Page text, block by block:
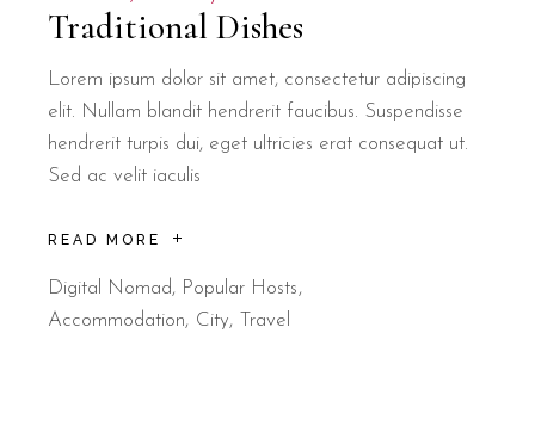
Traditional Dishes
Lorem ipsum dolor sit amet, consectetur adipiscing
elit. Nullam blandit hendrerit faucibus. Suspendisse
hendrerit turpis dui, eget ultricies erat consequat ut.
Sed ac velit iaculis
READ MORE
Digital Nomad, Popular Hosts
Accommodation
City Travel